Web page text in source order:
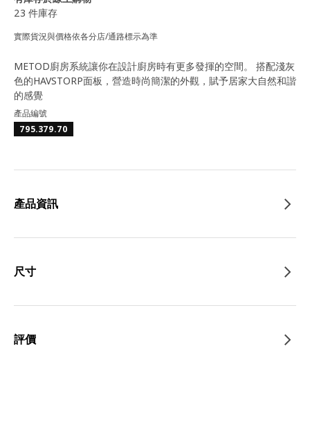
23 件庫存
實際貨況與價格依各分店/通路標示為準
METOD廚房系統讓你在設計廚房時有更多發揮的空間。 搭配淺灰
色的HAVSTORP面板，營造時尚簡潔的外觀，賦予居家大自然和諧
的感覺
產品編號
795.379.70
產品資訊
尺寸
評價